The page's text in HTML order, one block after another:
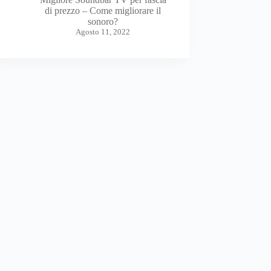
di prezzo – Come migliorare il
sonoro?
Agosto 11, 2022